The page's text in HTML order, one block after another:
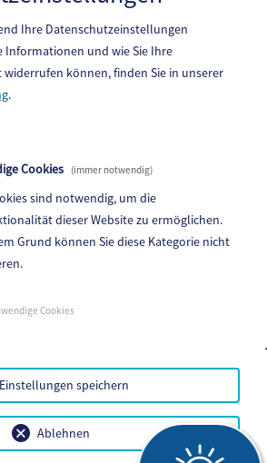
+43(0)4286/212
+43(0)4286/212-22
gitschtal@ktn.gde.at
Geschlossen
Geschlossen
Mehr...
Amtssignatur
Barrierefreiheit
Ihre Datenschutzeinstellungen
Informationen und wie Sie Ihre
können, finden Sie in unserer
.
Cookies (immer notwendig)
sind notwendig, um die
dieser Website zu ermöglichen.
Grund können Sie diese Kategorie nicht
Cookies
Ablehnen
Einstellungen speichern